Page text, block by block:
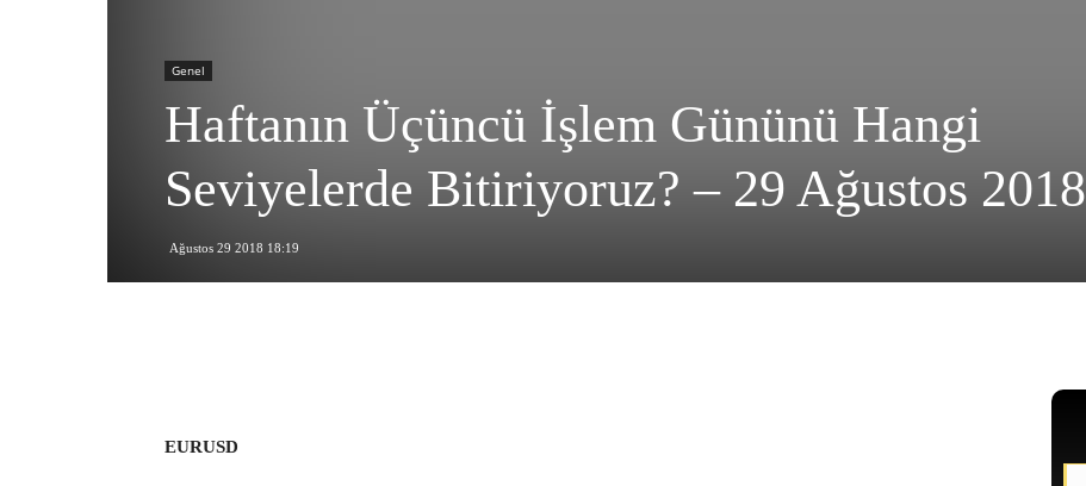
Genel
Haftanın Üçüncü İşlem Gününü Hangi
Seviyelerde Bitiriyoruz? – 29 Ağustos 2018
Ağustos 29 2018 18:19
EURUSD